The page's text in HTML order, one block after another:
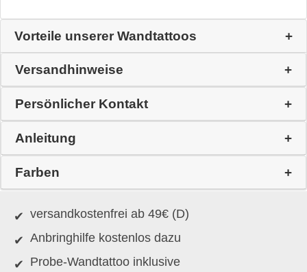
Vorteile unserer Wandtattoos
Versandhinweise
Persönlicher Kontakt
Anleitung
Farben
versandkostenfrei ab 49€ (D)
Anbringhilfe kostenlos dazu
Probe-Wandtattoo inklusive